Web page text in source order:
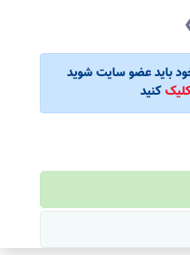
باید عضو سایت شوید
کنید